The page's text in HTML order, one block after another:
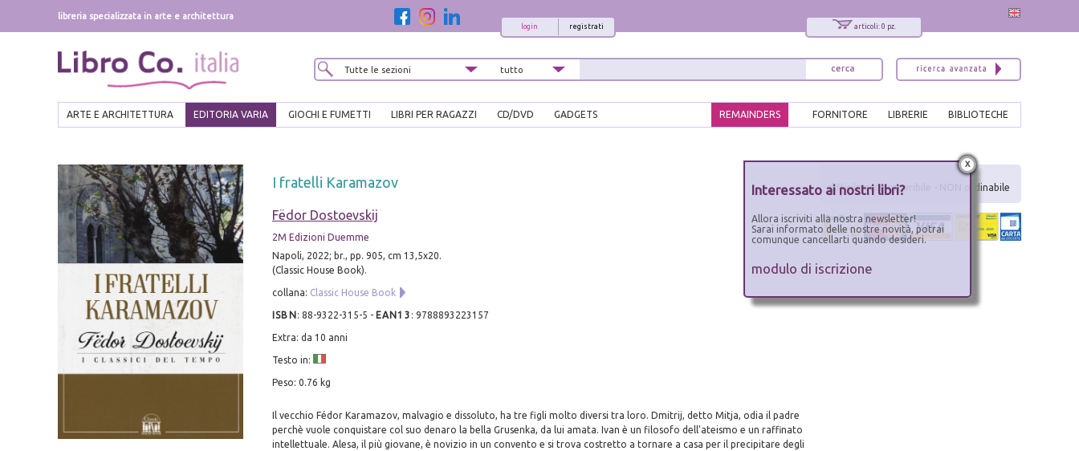
libreria specializzata in arte e architettura
articoli: 0 pz.
registrati
login
ARTE E ARCHITETTURA EDITORIA VARIA GIOCHI E FUMETTI LIBRI PER RAGAZZI CD/DVD GADGETS BIBLIOTECHE
LIBRERIE
FORNITORE
REMAINDERS
I fratelli Karamazov
Fëdor Dostoevskij
2M Edizioni Duemme
Napoli, 2022; br., pp. 905, cm 13,5x20.
(Classic House Book).
collana: Classic House Book
ISBN : 88-9322-315-5 - EAN13 : 9788893223157
Extra: da 10 anni
Testo in:
Peso: 0.76 kg
Il vecchio Fédor Karamazov, malvagio e dissoluto, ha tre figli molto diversi tra loro. Dmitrij, detto Mitja, odia il padre
perchè vuole conquistare col suo denaro la bella Grusenka, da lui amata. Ivan è un filosofo dell'ateismo e un raffinato
intellettuale. Alesa, il più giovane, è novizio in un convento e si trova costretto a tornare a casa per il precipitare degli
difficilmente reperibile - NON ordinabile
x
Interessato ai nostri libri?
Allora iscriviti alla nostra newsletter!
Sarai informato delle nostre novità, potrai
comunque cancellarti quando desideri.
modulo di iscrizione